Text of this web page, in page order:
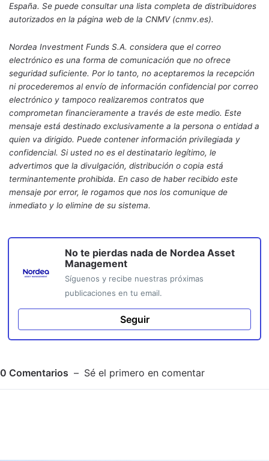
España. Se puede consultar una lista completa de distribuidores
autorizados en la página web de la CNMV (cnmv.es).
Nordea Investment Funds S.A. considera que el correo
electrónico es una forma de comunicación que no ofrece
seguridad suficiente. Por lo tanto, no aceptaremos la recepción
ni procederemos al envío de información confidencial por correo
electrónico y tampoco realizaremos contratos que
comprometan financieramente a través de este medio. Este
mensaje está destinado exclusivamente a la persona o entidad a
quien va dirigido. Puede contener información privilegiada y
confidencial. Si usted no es el destinatario legítimo, le
advertimos que la divulgación, distribución o copia está
terminantemente prohibida. En caso de haber recibido este
mensaje por error, le rogamos que nos los comunique de
inmediato y lo elimine de su sistema.
No te pierdas nada de Nordea Asset
Management
Síguenos y recibe nuestras próximas
publicaciones en tu email.
Seguir
0 Comentarios Sé el primero en comentar